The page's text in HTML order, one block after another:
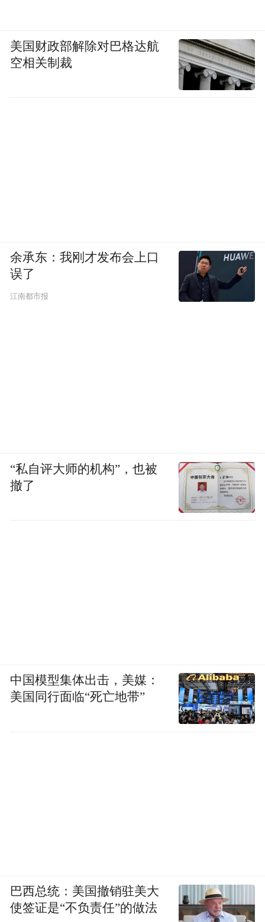
美国财政部解除对巴格达航
空相关制裁
余承东：我刚才发布会上口
误了
江南都市报
“私自评大师的机构”，也被
撤了
中国模型集体出击，美媒：
美国同行面临“死亡地带”
巴西总统：美国撤销驻美大
使签证是“不负责任”的做法